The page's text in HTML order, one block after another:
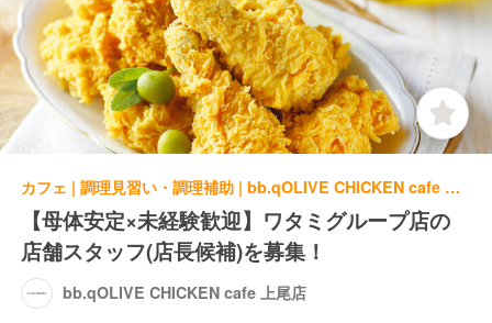
カフェ | 調理見習い・調理補助 | bb.qOLIVE CHICKEN cafe 上尾店
【母体安定×未経験歓迎】ワタミグループ店の
店舗スタッフ(店長候補)を募集！
bb.qOLIVE CHICKEN cafe 上尾店